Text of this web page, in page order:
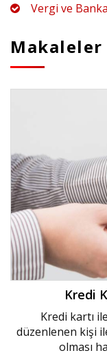
Vergi ve
Makaleler
Kredi
Kredi kartı
düzenlenen kişi
olması